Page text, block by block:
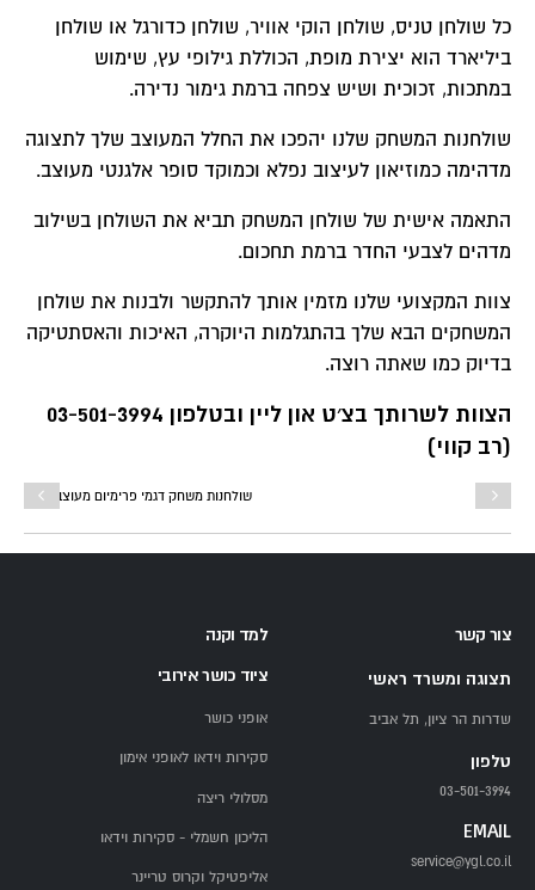
כל שולחן טניס, שולחן הוקי אוויר, שולחן כדורגל או שולחן
ביליארד הוא יצירת מופת, הכוללת גילופי עץ, שימוש
במתכות, זכוכית ושיש צפחה ברמת גימור נדירה.
שולחנות המשחק שלנו יהפכו את החלל המעוצב שלך לתצוגה
מדהימה כמוזיאון לעיצוב נפלא וכמוקד סופר אלגנטי מעוצב.
התאמה אישית של שולחן המשחק תביא את השולחן בשילוב
מדהים לצבעי החדר ברמת תחכום.
צוות המקצועי שלנו מזמין אותך להתקשר ולבנות את שולחן
המשחקים הבא שלך בהתגלמות היוקרה, האיכות והאסתטיקה
בדיוק כמו שאתה רוצה.
הצוות לשרותך בצ׳ט און ליין ובטלפון 03-501-3994
(רב קווי)
צור קשר
תצוגה ומשרד ראשי
שדרות הר ציון, תל אביב
טלפון
03-501-3994
EMAIL
service@ygl.co.il
למד וקנה
ציוד כושר אירובי
אופני כושר
סקירות וידאו לאופני אימון
מסלולי ריצה
הליכון חשמלי - סקירות וידאו
אליפטיקל וקרוס טריינר